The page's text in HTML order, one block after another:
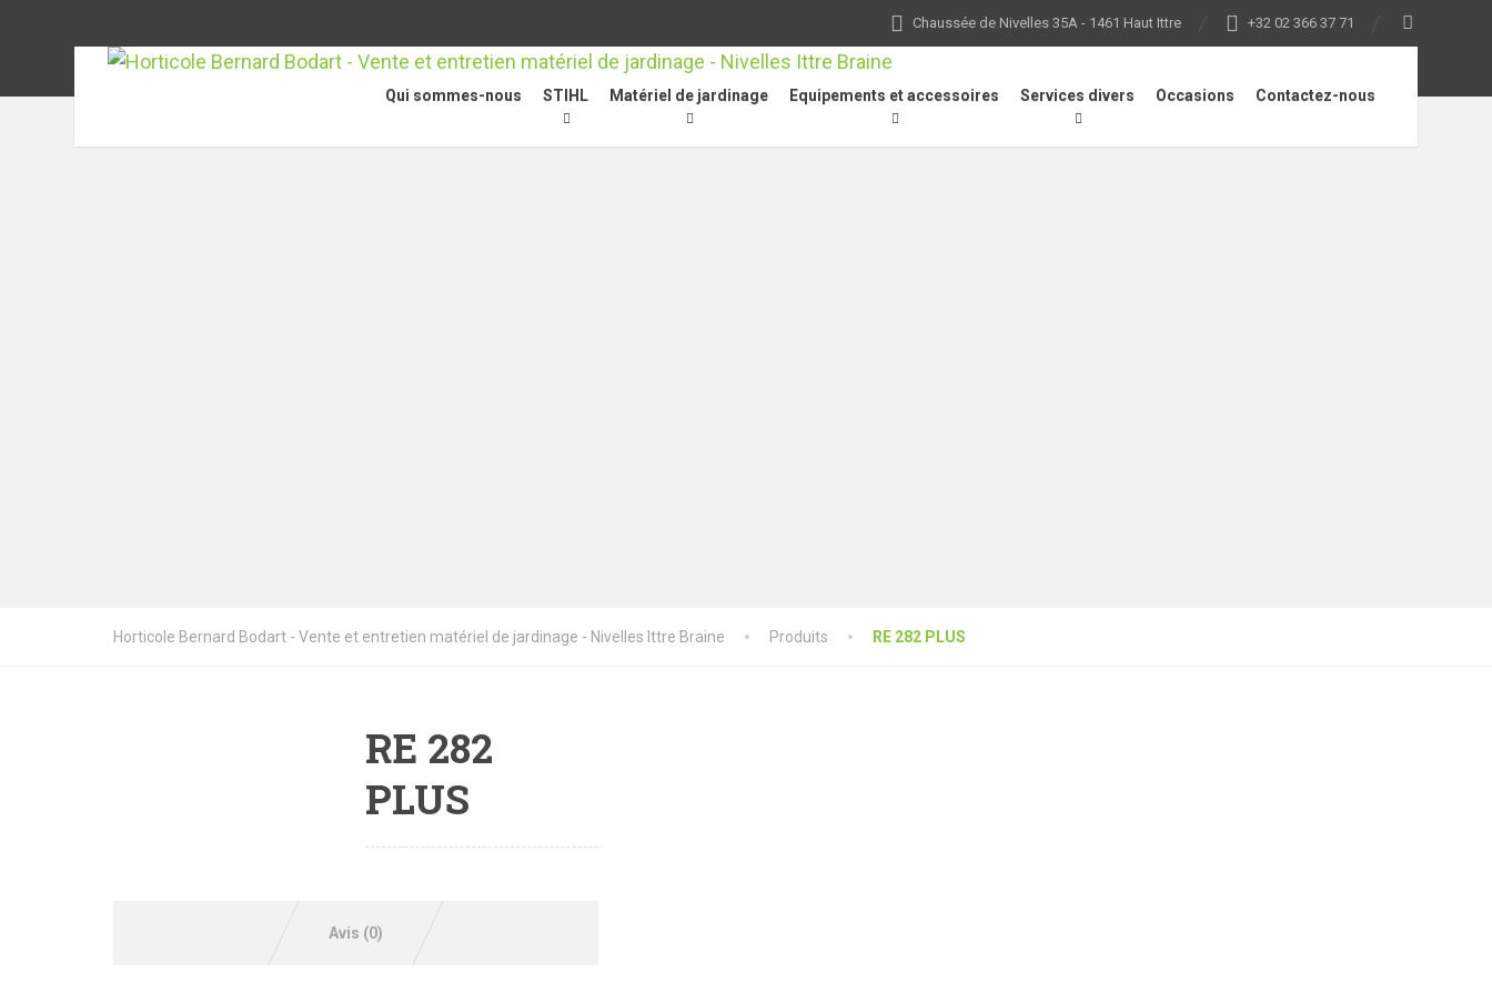
Chaussée de Nivelles 35A - 1461 Haut Ittre +32 02 366 37 71
Qui sommes-nous STIHL Matériel de jardinage Equipements et accessoires Services divers Occasions Contactez-nous
Horticole Bernard Bodart - Vente et entretien matériel de jardinage - Nivelles Ittre Braine Produits RE 282 PLUS
RE 282
PLUS
Avis (0)